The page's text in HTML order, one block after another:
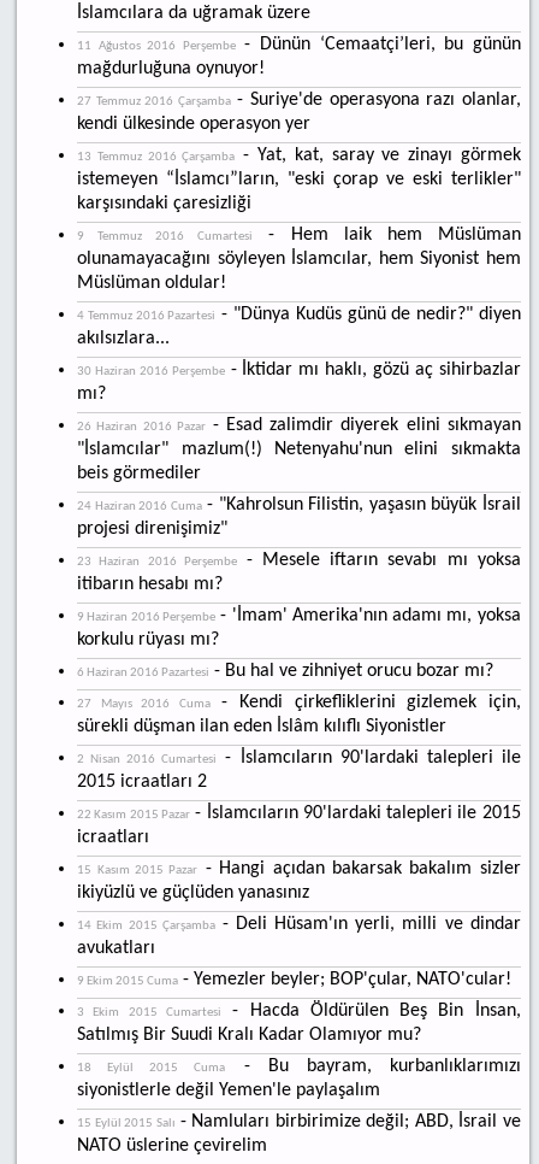
İslamcılara da uğramak üzere
11 Ağustos 2016 Perşembe- Dünün ‘Cemaatçi’leri, bu günün
mağdurluğuna oynuyor!
27 Temmuz 2016 Çarşamba- Suriye'de operasyona razı olanlar,
kendi ülkesinde operasyon yer
13 Temmuz 2016 Çarşamba
- Yat, kat, saray ve zinayı görmek
istemeyen “İslamcı”ların, "eski çorap ve eski terlikler"
karşısındaki çaresizliği
9 Temmuz 2016 Cumartesi
- Hem laik hem Müslüman
olunamayacağını söyleyen İslamcılar, hem Siyonist hem
Müslüman oldular!
4 Temmuz 2016 Pazartesi - "Dünya Kudüs günü de nedir?" diyen
akılsızlara...
30 Haziran 2016 Perşembe- İktidar mı haklı, gözü aç sihirbazlar
mı?
26 Haziran 2016 Pazar- Esad zalimdir diyerek elini sıkmayan
"İslamcılar" mazlum(!) Netenyahu'nun elini sıkmakta
beis görmediler
24 Haziran 2016 Cuma- "Kahrolsun Filistin, yaşasın büyük İsrail
projesi direnişimiz"
23 Haziran 2016 Perşembe- Mesele iftarın sevabı mı yoksa
itibarın hesabı mı?
9 Haziran 2016 Perşembe - 'İmam' Amerika'nın adamı mı, yoksa
korkulu rüyası mı?
6 Haziran 2016 Pazartesi - Bu hal ve zihniyet orucu bozar mı?
27 Mayıs 2016 Cuma- Kendi çirkefliklerini gizlemek için,
sürekli düşman ilan eden İslâm kılıflı Siyonistler
2 Nisan 2016 Cumartesi
- İslamcıların 90'lardaki talepleri ile
2015 icraatları 2
22 Kasım 2015 Pazar - İslamcıların 90'lardaki talepleri ile 2015
icraatları
15 Kasım 2015 Pazar
- Hangi açıdan bakarsak bakalım sizler
ikiyüzlü ve güçlüden yanasınız
14 Ekim 2015 Çarşamba- Deli Hüsam'ın yerli, milli ve dindar
avukatları
9 Ekim 2015 Cuma - Yemezler beyler; BOP'çular, NATO'cular!
3 Ekim 2015 Cumartesi
- Hacda Öldürülen Beş Bin İnsan,
Satılmış Bir Suudi Kralı Kadar Olamıyor mu?
18 Eylül 2015 Cuma
- Bu bayram, kurbanlıklarımızı
siyonistlerle değil Yemen'le paylaşalım
15 Eylül 2015 Salı - Namluları birbirimize değil; ABD, İsrail ve
NATO üslerine çevirelim